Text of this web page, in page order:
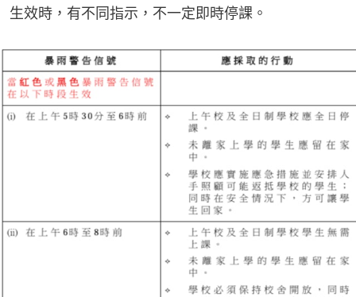
生效時，有不同指示，不一定即時停課。